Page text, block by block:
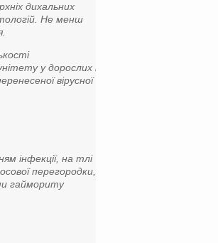
дихальних
Не менш
у дорослих і
вірусної
інфекції, на тлі
перегородки,
гаймориту